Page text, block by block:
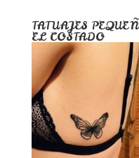
TATUAJES
EL COSTADO